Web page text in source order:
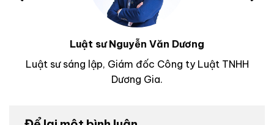
Luật sư Nguyễn Văn Dương
Luật sư sáng lập, Giám đốc Công ty Luật TNHH
Dương Gia.